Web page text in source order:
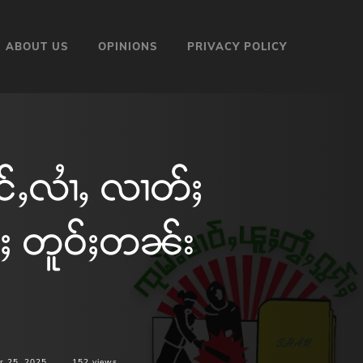
ABOUT US OPINIONS PRIVACY POLICY
လၢႆႇ လၢတ်ႈ
ႈ တူဝ်ႈတၼ်း